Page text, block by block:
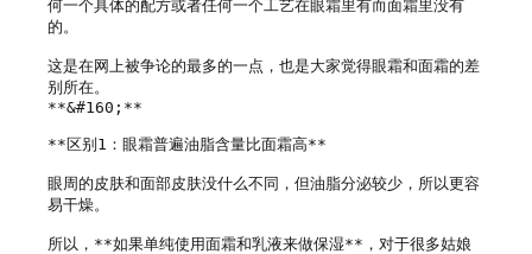
何一个具体的配方或者任何一个工艺在眼霜里有而面霜里没有
的。
这是在网上被争论的最多的一点，也是大家觉得眼霜和面霜的差
别所在。
**&#160;**
**区别1：眼霜普遍油脂含量比面霜高**
眼周的皮肤和面部皮肤没什么不同，但油脂分泌较少，所以更容
易干燥。
所以，**如果单纯使用面霜和乳液来做保湿**，对于很多姑娘